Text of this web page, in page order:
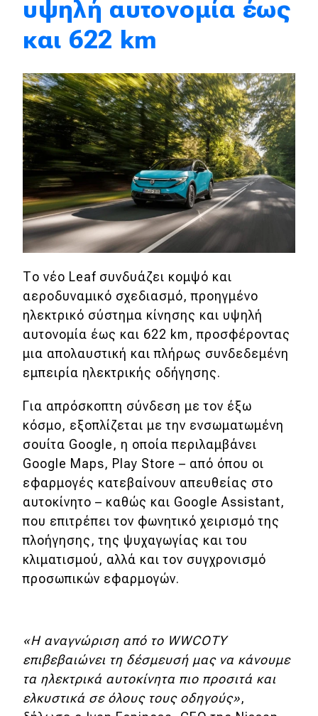
Formula 1
WRC
Eco
Νέα
Τεχνολογία
Mobility
Σταθμοί φόρτισης
Classic
Νέα
Παρουσιάσεις
DRIVE Away
MOTO
Μεταχειρισμένο
Οδηγός αγοράς
Συμβουλές
Χρηστικά
ΚΤΕΟ
Οδική βοήθεια
υψηλή αυτονομία έως
και 622 km
Το νέο Leaf συνδυάζει κομψό και
αεροδυναμικό σχεδιασμό, προηγμένο
ηλεκτρικό σύστημα κίνησης και υψηλή
αυτονομία έως και 622 km, προσφέροντας
μια απολαυστική και πλήρως συνδεδεμένη
εμπειρία ηλεκτρικής οδήγησης.
Για απρόσκοπτη σύνδεση με τον έξω
κόσμο, εξοπλίζεται με την ενσωματωμένη
σουίτα Google, η οποία περιλαμβάνει
Google Maps, Play Store – από όπου οι
εφαρμογές κατεβαίνουν απευθείας στο
αυτοκίνητο – καθώς και Google Assistant,
που επιτρέπει τον φωνητικό χειρισμό της
πλοήγησης, της ψυχαγωγίας και του
κλιματισμού, αλλά και τον συγχρονισμό
προσωπικών εφαρμογών.
«Η αναγνώριση από το WWCOTY
επιβεβαιώνει τη δέσμευσή μας να κάνουμε
τα ηλεκτρικά αυτοκίνητα πιο προσιτά και
ελκυστικά σε όλους τους οδηγούς»,